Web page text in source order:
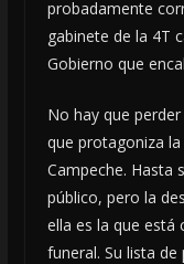
probadamente
gabinete de la 4T
Gobierno que
No hay que
que protagoniza
Campeche. Hasta
público, pero la
ella es la que está
funeral. Su lista